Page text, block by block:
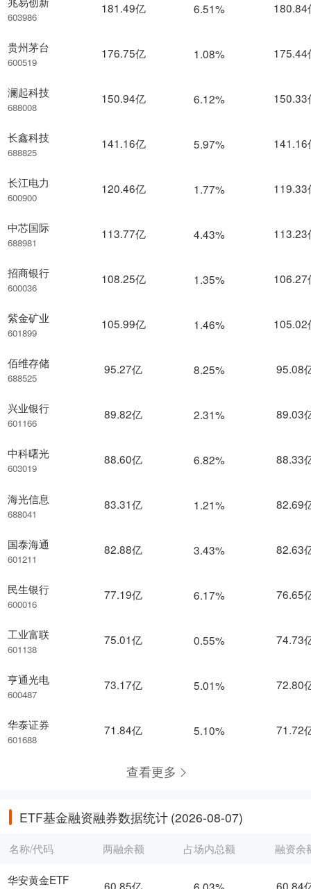
603986
贵州茅台
600519
澜起科技
688008
长鑫科技
688825
长江电力
600900
中芯国际
688981
招商银行
600036
紫金矿业
601899
佰维存储
688525
兴业银行
601166
中科曙光
603019
海光信息
688041
国泰海通
601211
民生银行
600016
工业富联
601138
亨通光电
600487
华泰证券
601688
181.49亿 6.51% 180.84
176.75亿 1.08% 175.44
150.94亿 6.12% 150.33
141.16亿 5.97% 141.16
120.46亿 1.77% 119.33
113.77亿 4.43% 113.23
108.25亿 1.35% 106.27
105.99亿 1.46% 105.02
95.27亿 8.25% 95.08
89.82亿 2.31% 89.03
88.60亿 6.82% 88.33
83.31亿 1.21% 82.69
82.88亿 3.43% 82.63
77.19亿 6.17% 76.65
75.01亿 0.55% 74.73
73.17亿 5.01% 72.80
71.84亿 5.10% 71.72
查看更多
ETF基金融资融券数据统计 (2026-08-07)
名称/代码
华安黄金ETF
两融余额 占场内总额 融资余
60.85亿 6.03% 60.84